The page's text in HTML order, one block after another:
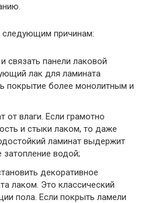
причинам:
связать панели лаковой
лак для ламината
покрытие более монолитным и
от влаги. Если грамотно
и стыки лаком, то даже
ламинат выдержит
затопление водой;
декоративное
лаком. Это классический
пола. Если покрыть ламели